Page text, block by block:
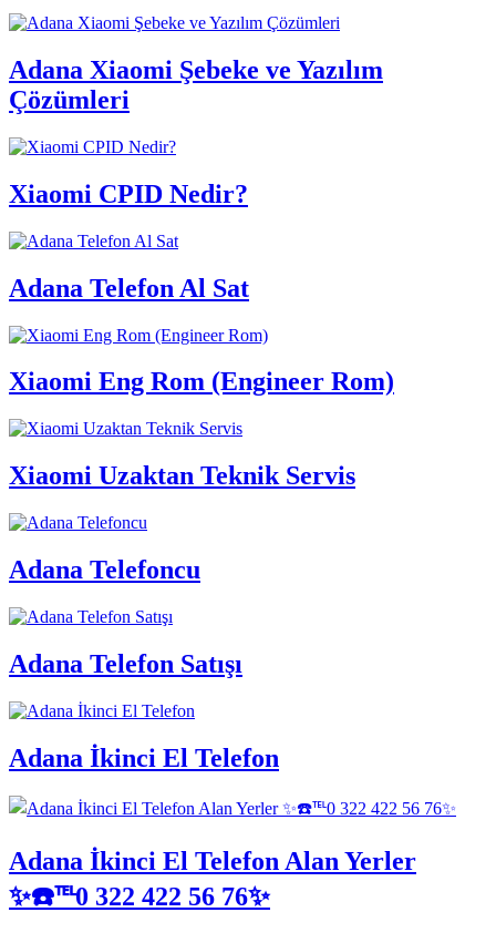
Adana Xiaomi Şebeke ve Yazılım
Çözümleri
Xiaomi CPID Nedir?
Adana Telefon Al Sat
Xiaomi Eng Rom (Engineer Rom)
Xiaomi Uzaktan Teknik Servis
Adana Telefoncu
Adana Telefon Satışı
Adana İkinci El Telefon
Adana İkinci El Telefon Alan Yerler
✨☎️℡0 322 422 56 76✨